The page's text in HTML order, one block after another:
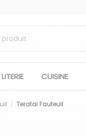
LITERIE CUISINE
Teratai Fauteuil